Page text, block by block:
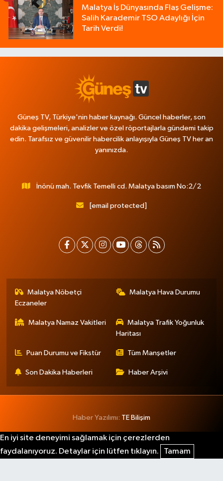
Malatya İş Dünyasında Flaş Gelişme:
Salih Karademir TSO Adaylığı İçin
Tarih Verdi!
Güneş TV, Türkiye'nin haber kaynağı. Güncel haberler, son
dakika gelişmeleri, analizler ve özel röportajlarla gündemi takip
edin. Tarafsız ve güvenilir habercilik anlayışıyla Güneş TV her an
yanınızda.
İnönü mah. Tevfik Temelli cd. Malatya basım No:2/2
[email protected]
Malatya Nöbetçi
Eczaneler
Malatya Hava Durumu
Malatya Namaz Vakitleri
Malatya Trafik Yoğunluk
Haritası
Puan Durumu ve Fikstür Tüm Manşetler
Son Dakika Haberleri Haber Arşivi
Haber Yazılımı: TE Bilişim
En iyi site deneyimi sağlamak için çerezlerden
faydalanıyoruz. Detaylar için lütfen tıklayın.
Tamam